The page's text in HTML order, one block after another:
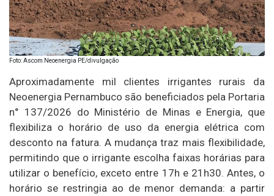
Foto: Ascom Neoenergia PE/divulgação
Aproximadamente mil clientes irrigantes rurais da
Neoenergia Pernambuco são beneficiados pela Portaria
n° 137/2026 do Ministério de Minas e Energia, que
flexibiliza o horário de uso da energia elétrica com
desconto na fatura. A mudança traz mais flexibilidade,
permitindo que o irrigante escolha faixas horárias para
utilizar o benefício, exceto entre 17h e 21h30. Antes, o
horário se restringia ao de menor demanda: a partir